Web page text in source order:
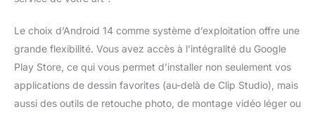
Le choix d’Android 14 comme système d’exploitation offre une
grande flexibilité. Vous avez accès à l’intégralité du Google
Play Store, ce qui vous permet d’installer non seulement vos
applications de dessin favorites (au-delà de Clip Studio), mais
aussi des outils de retouche photo, de montage vidéo léger ou